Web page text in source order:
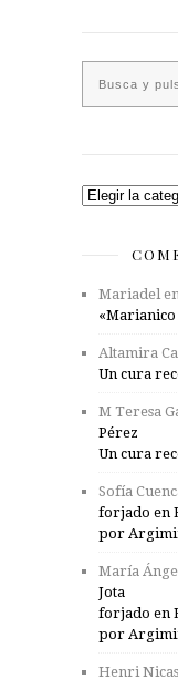
Categorías
Mariadel
«Marianico
Altamira
Un cura
M Teresa
Pérez
Un cura
Sofía
forjado en
por
María
Jota
forjado en
por
Henri Nicas